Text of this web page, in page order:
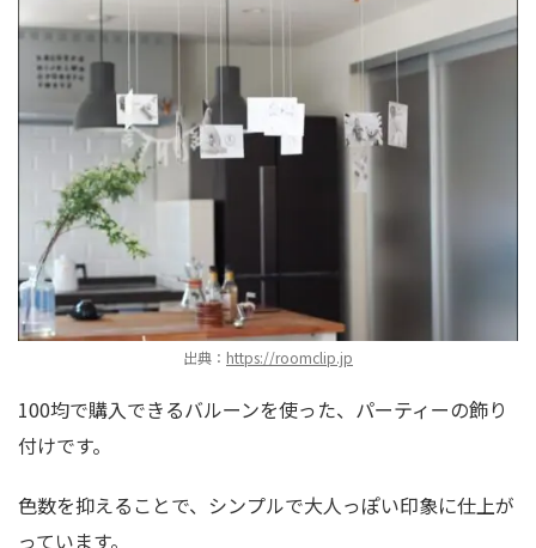
出典： https://roomclip.jp
100均で購入できるバルーンを使った、パーティーの飾り
付けです。
色数を抑えることで、シンプルで大人っぽい印象に仕上が
っています。